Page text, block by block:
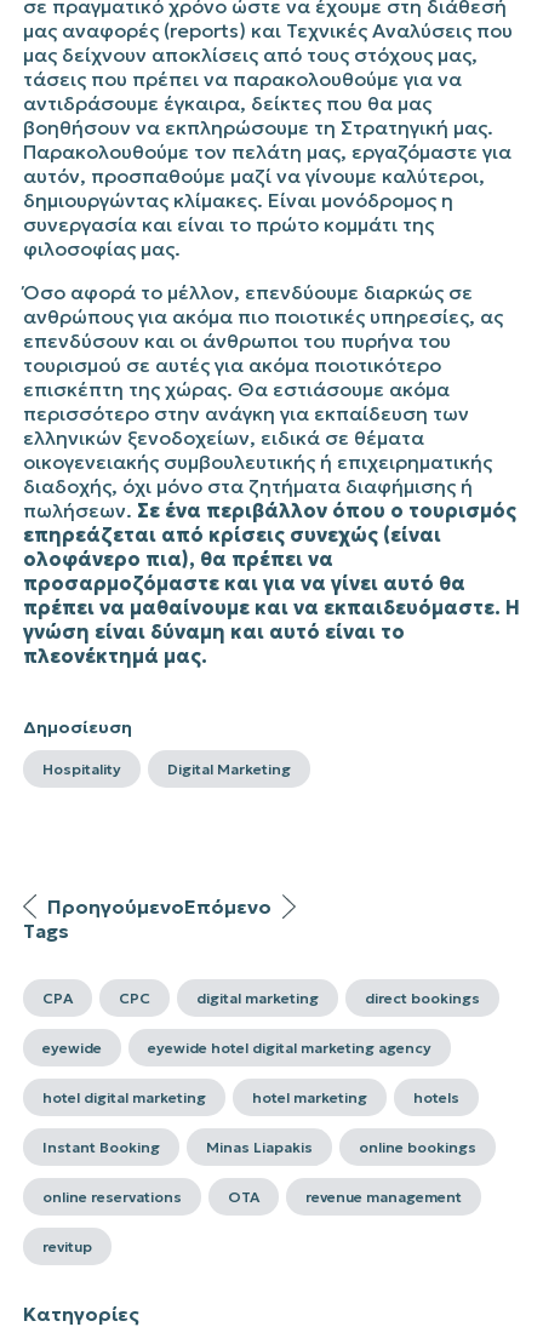
σε πραγματικό χρόνο ώστε να έχουμε στη διάθεσή
μας αναφορές (reports) και Τεχνικές Αναλύσεις που
μας δείχνουν αποκλίσεις από τους στόχους μας,
τάσεις που πρέπει να παρακολουθούμε για να
αντιδράσουμε έγκαιρα, δείκτες που θα μας
βοηθήσουν να εκπληρώσουμε τη Στρατηγική μας.
Παρακολουθούμε τον πελάτη μας, εργαζόμαστε για
αυτόν, προσπαθούμε μαζί να γίνουμε καλύτεροι,
δημιουργώντας κλίμακες. Είναι μονόδρομος η
συνεργασία και είναι το πρώτο κομμάτι της
φιλοσοφίας μας.
Όσο αφορά το μέλλον, επενδύουμε διαρκώς σε
ανθρώπους για ακόμα πιο ποιοτικές υπηρεσίες, ας
επενδύσουν και οι άνθρωποι του πυρήνα του
τουρισμού σε αυτές για ακόμα ποιοτικότερο
επισκέπτη της χώρας. Θα εστιάσουμε ακόμα
περισσότερο στην ανάγκη για εκπαίδευση των
ελληνικών ξενοδοχείων, ειδικά σε θέματα
οικογενειακής συμβουλευτικής ή επιχειρηματικής
διαδοχής, όχι μόνο στα ζητήματα διαφήμισης ή
πωλήσεων. Σε ένα περιβάλλον όπου ο τουρισμός
επηρεάζεται από κρίσεις συνεχώς (είναι
ολοφάνερο πια), θα πρέπει να
προσαρμοζόμαστε και για να γίνει αυτό θα
πρέπει να μαθαίνουμε και να εκπαιδευόμαστε. Η
γνώση είναι δύναμη και αυτό είναι το
πλεονέκτημά μας.
Δημοσίευση
Hospitality Digital Marketing
ΠροηγούμενοΕπόμενο
Tags
CPA CPC digital marketing direct bookings
eyewide eyewide hotel digital marketing agency
hotel digital marketing hotel marketing hotels
Instant Booking Minas Liapakis online bookings
online reservations OTA revenue management
revitup
Κατηγορίες